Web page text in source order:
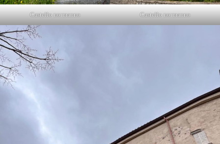
Castello normanno Castello normanno